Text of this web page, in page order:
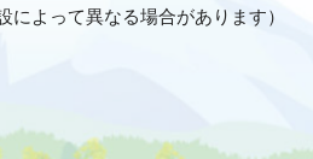
によって異なる場合があります）